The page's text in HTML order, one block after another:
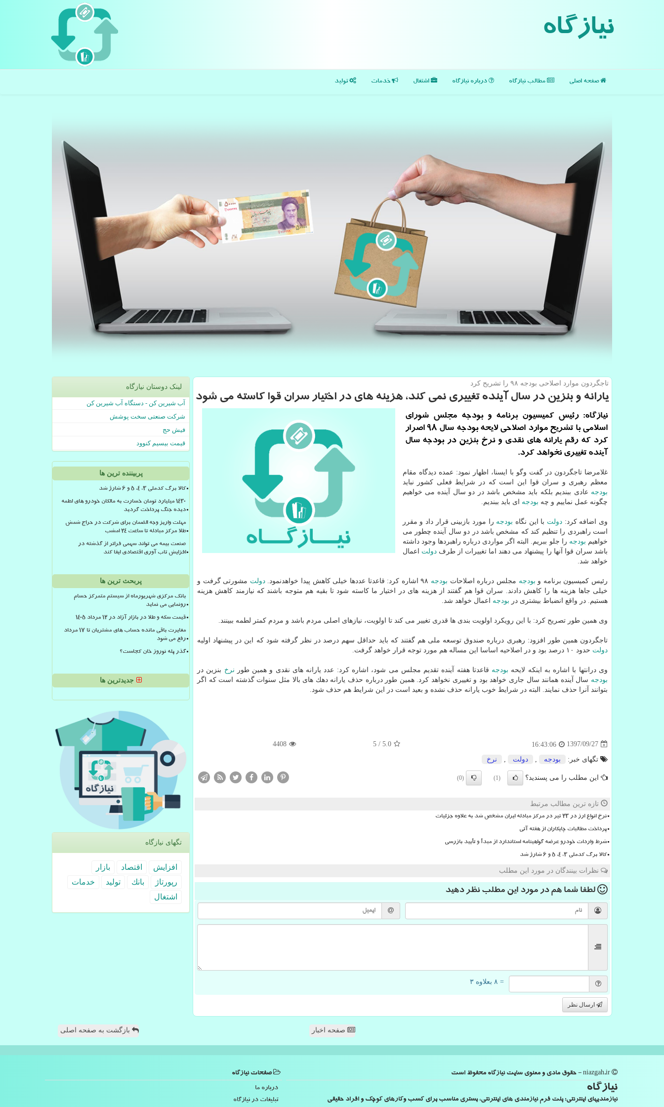
نیازگاه
صفحه اصلی مطالب نیازگاه درباره نیازگاه اشتغال خدمات تولید
تاجگردون موارد اصلاحی بودجه ۹۸ را تشریح كرد
یارانه و بنزین در سال آینده تغییری نمی كند، هزینه های در اختیار سران قوا كاسته می شود
نیازگاه: رئیس كمیسیون برنامه و بودجه مجلس شورای
اسلامی با تشریح موارد اصلاحی لایحه بودجه سال ۹۸ اصرار
كرد كه رقم یارانه های نقدی و نرخ بنزین در بودجه سال
آینده تغییری نخواهد كرد.
غلامرضا تاجگردون در گفت وگو با ایسنا، اظهار نمود: عمده دیدگاه مقام
معظم رهبری و سران قوا این است كه در شرایط فعلی كشور نباید
بودجه عادی ببندیم بلكه باید مشخص باشد در دو سال آینده می خواهیم
چگونه عمل نماییم و چه بودجه ای باید ببندیم.
وی اضافه كرد:دولت با این نگاه بودجه را مورد بازبینی قرار داد و مقرر
است راهبردی را تنظیم كند كه مشخص باشد در دو سال آینده چطور می
خواهیم بودجه را جلو ببریم. البته اگر مواردی درباره راهبردها وجود داشته
باشد سران قوا آنها را پیشنهاد می دهند اما تغییرات از طرفدولت اعمال
خواهد شد.
رئیس كمیسیون برنامه و بودجه مجلس درباره اصلاحات بودجه دولت مشورتی گرفت و
خیلی جاها هزینه ها را كاهش دادند. سران قوا هم گفتند از هزینه های در اختیار ما كاسته شود تا بقیه هم متوجه باشند كه نیازمند كاهش هزینه
هستیم. در واقع انضباط بیشتری در بودجه اعمال خواهد شد.
وی همین طور تصریح كرد: با این رویكرد اولویت بندی ها قدری تغییر می كند تا اولویت، نیازهای اصلی مردم باشد و مردم كمتر لطمه ببینند.
تاجگردون همین طور افزود: رهبری درباره صندوق توسعه ملی هم گفتند كه باید حداقل سهم درصد در نظر گرفته شود كه این در پیشنهاد اولیه
دولت حدود ۱۰ درصد بود و در اصلاحیه اساسا این مساله هم مورد توجه قرار خواهد گرفت.
وی درانتها با اشاره به اینكه لایحه بودجه قاعدتا هفته آینده تقدیم مجلس می شود، اشاره كرد: عدد یارانه های نقدی و همین طور نرخ بنزین در
بودجه سال آینده همانند سال جاری خواهد بود و تغییری نخواهد كرد. همین طور درباره حذف یارانه دهك های بالا مثل سنوات گذشته است كه اگر
بتوانند آنرا حذف نمایند. البته در شرایط خوب یارانه حذف نشده و بعید است در این شرایط هم حذف شود.
1397/09/27
16:43:06
5.0
/
5
4408
تگهای خبر: بودجه دولت نرخ
این مطلب را می پسندید؟ (1)
(0)
تازه ترین مطالب مرتبط
نرخ انواع ارز در ۲۳ تیر در مرکز مبادله ایران مشخص شد به علاوه جزئیات
پرداخت مطالبات چایکاران از هفته آتی
شرط واردات خودرو عرضه گواهینامه استاندارد از مبدأ و تأیید بازرسی
کالا برگ کدملی 3، 4، 5 و 6 شارژ شد
نظرات بینندگان در مورد این مطلب
لطفا شما همدر مورد این مطلب نظر دهید
= ۸ بعلاوه ۳
ارسال نظر
لینک دوستان نیازگاه
آب شیرین کن - دستگاه آب شیرین کن
شرکت صنعتی سخت پوشش
فیش حج
قیمت بیسیم کنوود
پربیننده ترین ها
کالا برگ کدملی 3، 4، 5 و 6 شارژ شد
۱۴۳۰ میلیارد تومان خسارت به مالکان خودرو های لطمه
دیده جنگ پرداخت گردید
مهلت واریز وجه الضمان برای شرکت در حراج شمش
طلا مرکز مبادله تا ساعت ۲۴ امشب
صنعت بیمه می تواند سهمی فراتر از گذشته در
افزایش تاب آوری اقتصادی ایفا کند
پربحث ترین ها
بانک مرکزی شهریورماه از سیستم متمرکز حسام
رونمایی می نماید
قیمت سکه و طلا در بازار آزاد در ۱۲ مرداد ۱۴۰۵
مغایرت باقی مانده حساب های مشتریان تا 17 مرداد
رفع می شود
گذر پله نوروز خان کجاست؟
جدیدترین ها
تگهای نیازگاه
افزایش اقتصاد
بازار
رپورتاژ
بانك تولید
خدمات
اشتغال
صفحه اخبار بازگشت به صفحه اصلی
نیازگاه
نیازمندیهای اینترنتی: پلت فرم نیازمندی های اینترنتی، بستری مناسب برای کسب وکارهای کوچک و افراد حقیقی
صفحات نیازگاه
درباره ما
تبلیغات در نیازگاه